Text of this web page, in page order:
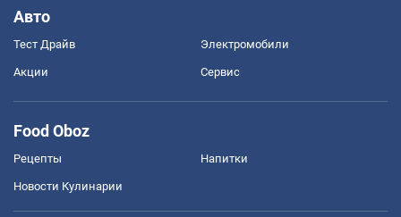
Авто
Тест Драйв Электромобили
Акции Сервис
Food Oboz
Рецепты Напитки
Новости Кулинарии